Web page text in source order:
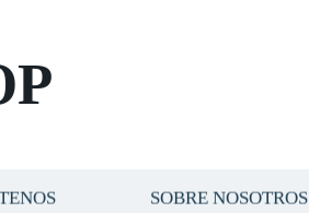
SOBRE NOSOTROS